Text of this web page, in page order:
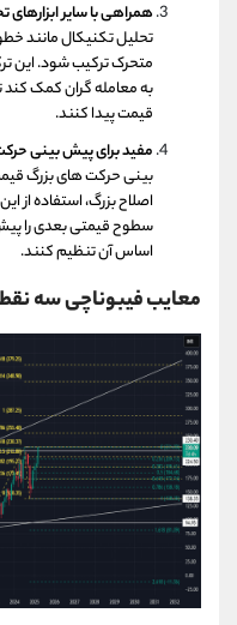
همراهی با سایر ابزارهای
تحلیل تکنیکال مانند
متحرک ترکیب شود. این
به معامله‌ گران کمک کند
قیمت پیدا کنند.
مفید برای پیش بینی
بینی حرکت‌ های بزرگ
اصلاح بزرگ، استفاده از
سطوح قیمتی بعدی را
اساس آن تنظیم کنند.
معایب فیبوناچی سه